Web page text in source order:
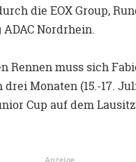
die EOX Group,
Nordrhein.
Rennen muss sich
Monaten (15.-17.
Cup auf dem
Anzeige